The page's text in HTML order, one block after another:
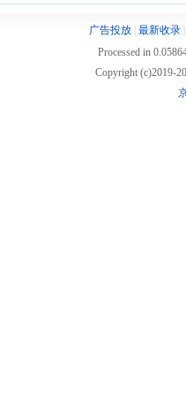
广告投放 最新收录
Processed in
Copyright (c)2019-